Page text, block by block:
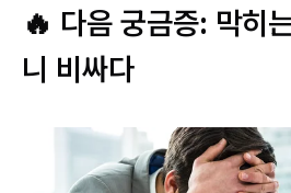
🔥 다음 궁금증: 막히
니 비싸다